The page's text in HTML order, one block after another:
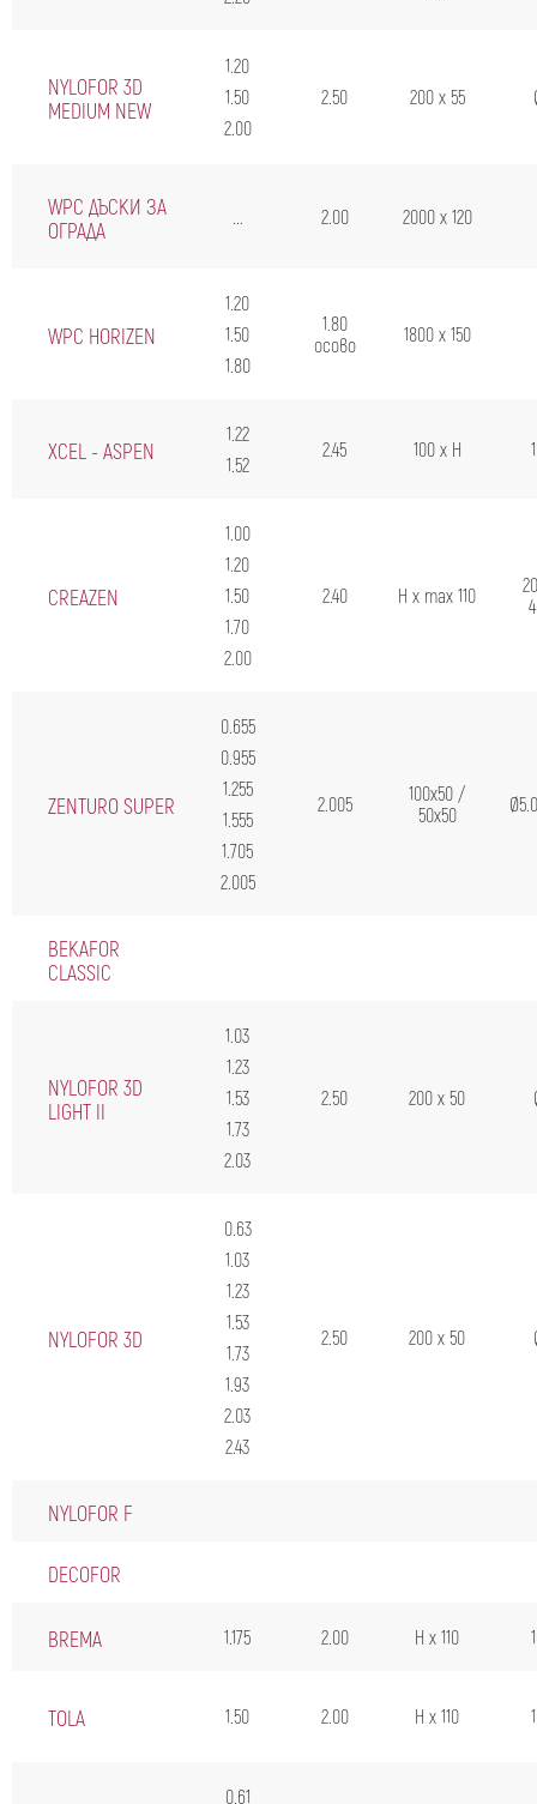
NYLOFOR 3D
MEDIUM NEW
1.20
1.50
2.00
2.50 200 x 55
WPC ДЪСКИ ЗА
ОГРАДА
2.00 2000 х 120
WPC HORIZEN
1.20
1.50
1.80
1.80
осово
1800 x 150
XCEL - ASPEN
1.22
1.52
2.45 100 х Н
CREAZEN
1.00
1.20
1.50
1.70
2.00
2.40 H x max 110
ZENTURO SUPER
0.655
0.955
1.255
1.555
1.705
2.005
2.005
100x50 /
50x50
BEKAFOR
CLASSIC
NYLOFOR 3D
LIGHT II
1.03
1.23
1.53
1.73
2.03
2.50 200 x 50
NYLOFOR 3D
0.63
1.03
1.23
1.53
1.73
1.93
2.03
2.43
2.50 200 x 50
NYLOFOR F
DECOFOR
BREMA 1.175 2.00 H x 110
TOLA 1.50 2.00 H x 110
0.61